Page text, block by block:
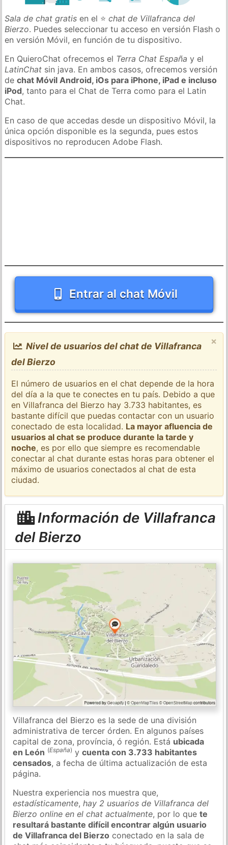
Sala de chat gratis en el ⭐chat de Villafranca del
Bierzo. Puedes seleccionar tu acceso en versión Flash o
en versión Móvil, en función de tu dispositivo.
En QuieroChat ofrecemos el Terra Chat España y el
LatinChat sin java. En ambos casos, ofrecemos versión
dechat Móvil Android, iOs para iPhone, iPad e incluso
iPod, tanto para el Chat de Terra como para el Latin
Chat.
En caso de que accedas desde un dispositivo Móvil, la
única opción disponible es la segunda, pues estos
dispositivos no reproducen Adobe Flash.
Entrar al chat Móvil
×
Nivel de usuarios del chat de Villafranca
del Bierzo
El número de usuarios en el chat depende de la hora
del día a la que te conectes en tu país. Debido a que
en Villafranca del Bierzo hay 3.733 habitantes, es
bastante difícil que puedas contactar con un usuario
conectado de esta localidad. La mayor afluencia de
usuarios al chat se produce durante la tarde y
noche, es por ello que siempre es recomendable
conectar al chat durante estas horas para obtener el
máximo de usuarios conectados al chat de esta
ciudad.
Información de Villafranca
del Bierzo
Villafranca del Bierzo es la sede de una división
administrativa de tercer órden. En algunos países
capital de zona, província, ó región. Está ubicada
en León (España) ycuenta con 3.733 habitantes
censados, a fecha de última actualización de esta
página.
Nuestra experiencia nos muestra que,
estadísticamente,hay 2 usuarios de Villafranca del
Bierzo online en el chat actualmente, por lo quete
resultará bastante difícil encontrar algún usuario
de Villafranca del Bierzo conectado en la sala de